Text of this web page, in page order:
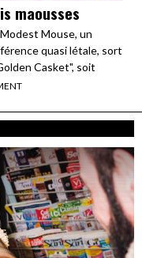
maousses
Mouse, un
quasi létale, sort
Casket", soit